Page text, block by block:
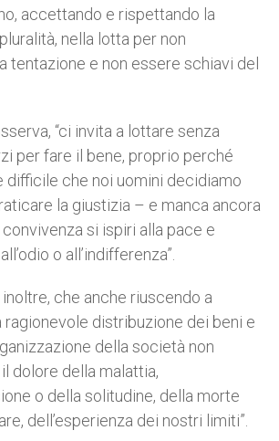
accettando e rispettando la
nella lotta per non
tentazione e non essere schiavi del
“ci invita a lottare senza
per fare il bene, proprio perché
difficile che noi uomini decidiamo
la giustizia – e manca ancora
si ispiri alla pace e
o all’indifferenza”.
inoltre, che anche riuscendo a
ragionevole distribuzione dei beni e
della società non
dolore della malattia,
o della solitudine, della morte
dell’esperienza dei nostri limiti”.